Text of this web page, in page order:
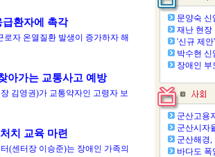
환자에 촉각
자 온열질환 발생이 증가하자 해
아가는 교통사고 예방
김영권)가 교통약자인 고령자 보
치 교육 마련
(센터장 이승준)는 장애인 가족의
문양숙 신
재난 현장
'신규 제
박수현 신
장애인 부
군산고용
군산시자
군산해경,
바다도 폭